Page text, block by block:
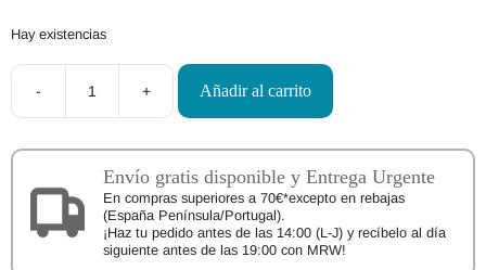
Hay existencias
-
Bloques
MELI
50
piezas
GIRLS-
PASTEL
cantidad
+ Añadir al carrito
Envío gratis disponible y Entrega Urgente
En compras superiores a 70€*excepto en rebajas
(España Península/Portugal).
¡Haz tu pedido antes de las 14:00 (L-J) y recíbelo al día
siguiente antes de las 19:00 con MRW!